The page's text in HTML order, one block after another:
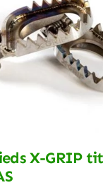
X-GRIP